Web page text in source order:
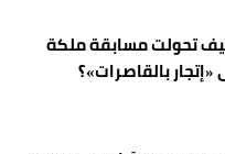
تحولت مسابقة ملكة
بالقاصرات»؟